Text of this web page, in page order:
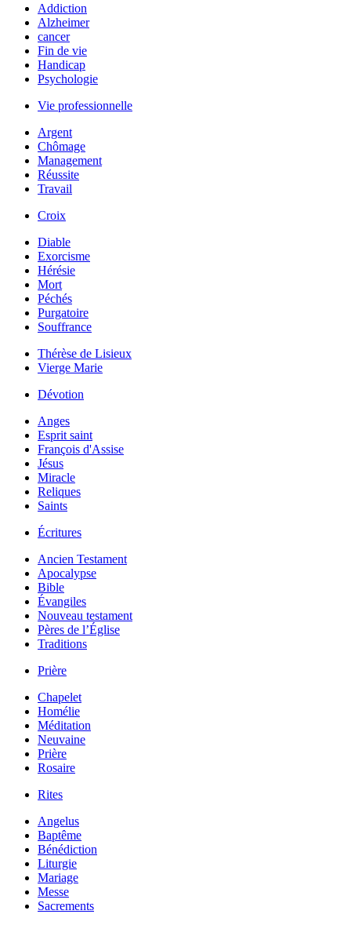
Addiction
Alzheimer
cancer
Fin de vie
Handicap
Psychologie
Vie professionnelle
Argent
Chômage
Management
Réussite
Travail
Croix
Diable
Exorcisme
Hérésie
Mort
Péchés
Purgatoire
Souffrance
Thérèse de Lisieux
Vierge Marie
Dévotion
Anges
Esprit saint
François d'Assise
Jésus
Miracle
Reliques
Saints
Écritures
Ancien Testament
Apocalypse
Bible
Évangiles
Nouveau testament
Pères de l’Église
Traditions
Prière
Chapelet
Homélie
Méditation
Neuvaine
Prière
Rosaire
Rites
Angelus
Baptême
Bénédiction
Liturgie
Mariage
Messe
Sacrements